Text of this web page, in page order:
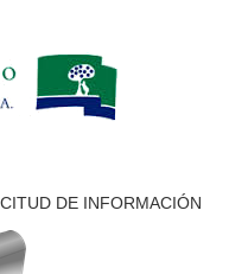
DE INFORMACIÓN